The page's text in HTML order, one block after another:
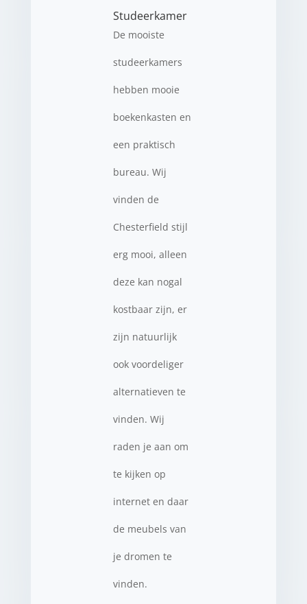
Studeerkamer
De mooiste
studeerkamers
hebben mooie
boekenkasten en
een praktisch
bureau. Wij
vinden de
Chesterfield stijl
erg mooi, alleen
deze kan nogal
kostbaar zijn, er
zijn natuurlijk
ook voordeliger
alternatieven te
vinden. Wij
raden je aan om
te kijken op
internet en daar
de meubels van
je dromen te
vinden.